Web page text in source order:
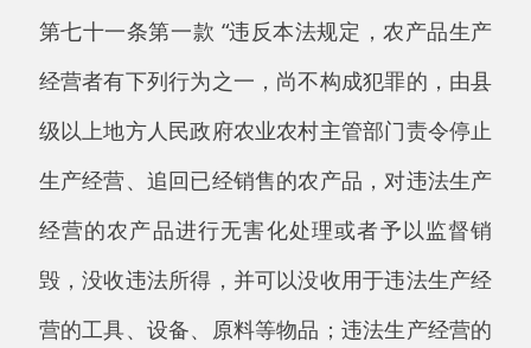
品”之规定。
本机关责令改正不科学使用兽药的违法行为
2.没收违法所得45元（肆拾伍元）。合计：
545元（伍佰肆拾伍元）
当事人必须在收到本处罚决定书之日起15日
内持本决定书到中国农业银行阿克陶县支行